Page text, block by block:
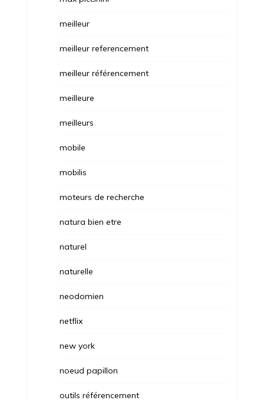
meilleur
meilleur referencement
meilleur référencement
meilleure
meilleurs
mobile
mobilis
moteurs de recherche
natura bien etre
naturel
naturelle
neodomien
netflix
new york
noeud papillon
outils référencement